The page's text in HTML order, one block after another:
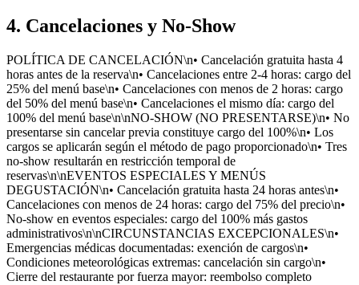
4. Cancelaciones y No-Show
POLÍTICA DE CANCELACIÓN\n• Cancelación gratuita hasta 4
horas antes de la reserva\n• Cancelaciones entre 2-4 horas: cargo del
25% del menú base\n• Cancelaciones con menos de 2 horas: cargo
del 50% del menú base\n• Cancelaciones el mismo día: cargo del
100% del menú base\n\nNO-SHOW (NO PRESENTARSE)\n• No
presentarse sin cancelar previa constituye cargo del 100%\n• Los
cargos se aplicarán según el método de pago proporcionado\n• Tres
no-show resultarán en restricción temporal de
reservas\n\nEVENTOS ESPECIALES Y MENÚS
DEGUSTACIÓN\n• Cancelación gratuita hasta 24 horas antes\n•
Cancelaciones con menos de 24 horas: cargo del 75% del precio\n•
No-show en eventos especiales: cargo del 100% más gastos
administrativos\n\nCIRCUNSTANCIAS EXCEPCIONALES\n•
Emergencias médicas documentadas: exención de cargos\n•
Condiciones meteorológicas extremas: cancelación sin cargo\n•
Cierre del restaurante por fuerza mayor: reembolso completo